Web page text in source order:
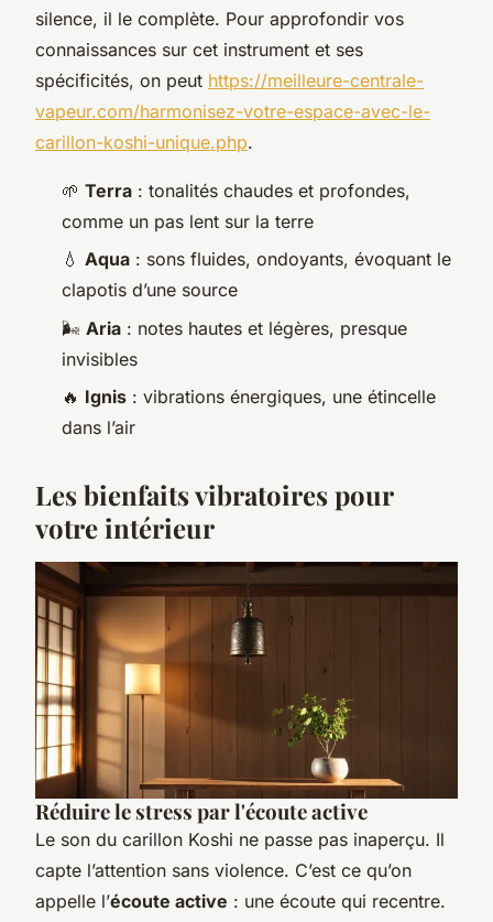
silence, il le complète. Pour approfondir vos
connaissances sur cet instrument et ses
spécificités, on peut https://meilleure-centrale-
vapeur.com/harmonisez-votre-espace-avec-le-
carillon-koshi-unique.php.
🌱 Terra : tonalités chaudes et profondes,
comme un pas lent sur la terre
💧 Aqua : sons fluides, ondoyants, évoquant le
clapotis d’une source
🌬️ Aria : notes hautes et légères, presque
invisibles
🔥 Ignis : vibrations énergiques, une étincelle
dans l’air
Les bienfaits vibratoires pour
votre intérieur
Réduire le stress par l'écoute active
Le son du carillon Koshi ne passe pas inaperçu. Il
capte l’attention sans violence. C’est ce qu’on
appelle l’écoute active : une écoute qui recentre.